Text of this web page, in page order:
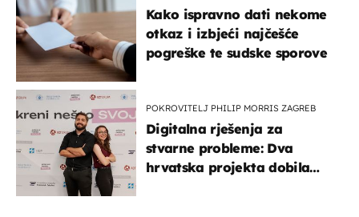
Kako ispravno dati nekome
otkaz i izbjeći najčešće
pogreške te sudske sporove
POKROVITELJ PHILIP MORRIS ZAGREB
Digitalna rješenja za
stvarne probleme: Dva
hrvatska projekta dobila